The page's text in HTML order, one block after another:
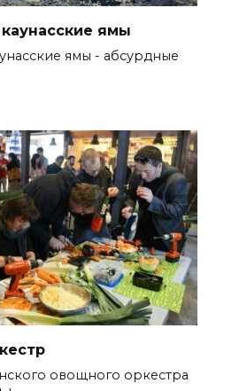
ямы
ямы - абсурдные
овощного оркестра